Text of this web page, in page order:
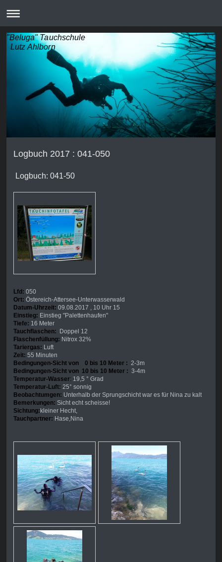
"Beluga" Tauchschule
Lutz Ahlborn
Logbuch 2017 : 041-050
Logbuch: 041-50
Lfd: 050
Ort: Östereich-Attersee-Unterwasserwald
Datum-Uhrzeit: 09.08.2017 , 10 Uhr 15
Einstieg: Einstieg "Palettenhaufen"
Tiefe: 16 Meter
Tauchflaschen: Doppel 12
Flaschenfüllung: Nitrox 32%
Tariergas: Luft
Zeit: 55 Minuten
Bedingungen-Sicht von 0 bis 10 Meter : 2-3m
Bedingungen-Sicht von 10 bis 10 Meter : 3-4m
Temperatur-Wasser: 19,5 ° Grad
Temperatur-Luft: 25° sonnig
Beobachtumgen: Unterhalb der Sprungschicht war es für Nina zu kalt
Bemerkungen: Sicht echt scheisse!
Sichtung: kleiner Hecht,
Tauchpartner: Hase,Nina